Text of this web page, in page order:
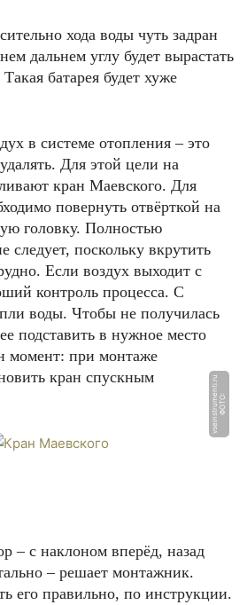
хода воды чуть задран
дальнем углу будет вырастать
батарея будет хуже
в системе отопления – это
Для этой цели на
кран Маевского. Для
повернуть отвёрткой на
головку. Полностью
следует, поскольку вкрутить
Если воздух выходит с
контроль процесса. С
воды. Чтобы не получилась
подставить в нужное место
момент: при монтаже
кран спускным
Ф
О
Т
О:
v
s
ei
n
s
t
r
u
m
e
n
ti.
r
u
– с наклоном вперёд, назад
– решает монтажник.
его правильно, по инструкции.